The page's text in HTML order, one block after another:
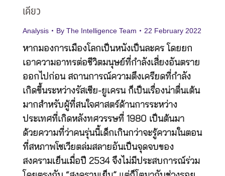
เดียว
Analysis By The Intelligence Team 22 February 2022
หากมองการเมืองโลกเป็นหนังเป็นละคร โดยยก
เอาความอาทรต่อชีวิตมนุษย์ที่กำลังเสี่ยงอันตราย
ออกไปก่อน สถานการณ์ความตึงเครียดที่กำลัง
เกิดขึ้นระหว่างรัสเซีย-ยูเครน ก็เป็นเรื่องน่าตื่นเต้น
มากสำหรับผู้ที่สนใจศาสตร์ด้านการระหว่าง
ประเทศที่เกิดหลังทศวรรษที่ 1980 เป็นต้นมา
ด้วยความที่ว่าคนรุ่นนี้เด็กเกินกว่าจะรู้ความในตอน
ที่สหภาพโซเวียตล่มสลายอันเป็นจุดจบของ
สงครามเย็นเมื่อปี 2534 จึงไม่มีประสบการณ์ร่วม